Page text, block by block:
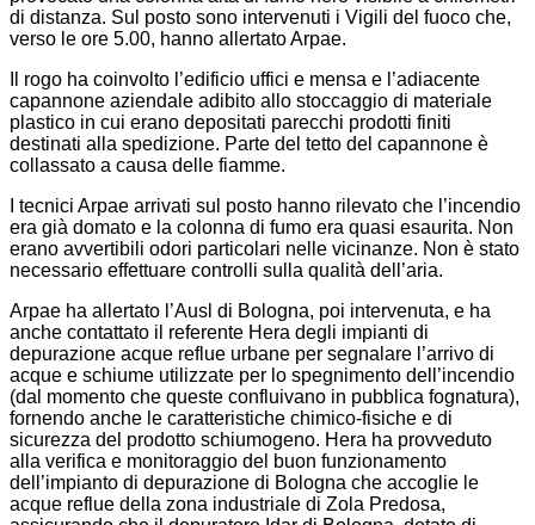
di distanza. Sul posto sono intervenuti i Vigili del fuoco che,
verso le ore 5.00, hanno allertato Arpae.
Il rogo ha coinvolto l’edificio uffici e mensa e l’adiacente
capannone aziendale adibito allo stoccaggio di materiale
plastico in cui erano depositati parecchi prodotti finiti
destinati alla spedizione. Parte del tetto del capannone è
collassato a causa delle fiamme.
I tecnici Arpae arrivati sul posto hanno rilevato che l’incendio
era già domato e la colonna di fumo era quasi esaurita. Non
erano avvertibili odori particolari nelle vicinanze. Non è stato
necessario effettuare controlli sulla qualità dell’aria.
Arpae ha allertato l’Ausl di Bologna, poi intervenuta, e ha
anche contattato il referente Hera degli impianti di
depurazione acque reflue urbane per segnalare l’arrivo di
acque e schiume utilizzate per lo spegnimento dell’incendio
(dal momento che queste confluivano in pubblica fognatura),
fornendo anche le caratteristiche chimico-fisiche e di
sicurezza del prodotto schiumogeno. Hera ha provveduto
alla verifica e monitoraggio del buon funzionamento
dell’impianto di depurazione di Bologna che accoglie le
acque reflue della zona industriale di Zola Predosa,